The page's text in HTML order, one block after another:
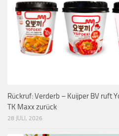
Rückruf: Verderb – Kuijper BV ruft
TK Maxx zurück
28 JULI, 2026